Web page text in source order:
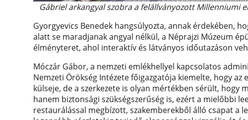
Gábriel arkangyal szobra a felállványozott Millenniumi
Gyorgyevics Benedek hangsúlyozta, annak érdekében,
alatt se maradjanak angyal nélkül, a Néprajzi Múzeum
élményteret, ahol interaktív és látványos időutazáson
Móczár Gábor, a nemzeti emlékhellyel kapcsolatos
Nemzeti Örökség Intézete főigazgatója kiemelte, hogy az
külseje, de a szerkezete is olyan mértékben sérült, hogy
hanem biztonsági szükségszerűség is, ezért a mielőbbi
restaurálással megbízott, szakemberekből álló csapat a